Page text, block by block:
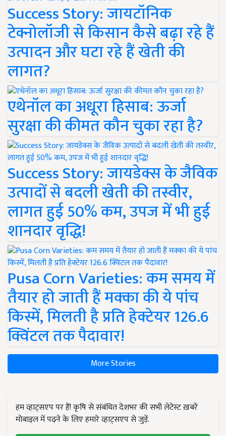
Success Story: जायटॉनिक
टेक्नोलॉजी से किसान कैसे बढ़ा रहे हैं
उत्पादन और घटा रहे हैं खेती की
लागत?
एथेनॉल का अधूरा हिसाब: ऊर्जा
सुरक्षा की कीमत कौन चुका रहा है?
Success Story: जायडेक्स के जैविक
उत्पादों से बदली खेती की तस्वीर,
लागत हुई 50% कम, उपज में भी हुई
शानदार वृद्धि!
Pusa Corn Varieties: कम समय में
तैयार हो जाती हैं मक्का की ये पांच
किस्में, मिलती है प्रति हेक्टेयर 126.6
क्विंटल तक पैदावार!
More Stories
हम व्हाट्सएप पर हैं! कृषि से संबंधित देशभर की सभी लेटेस्ट ख़बरें
मोबाइल में पढ़ने के लिए हमारे व्हाट्सएप से जुड़ें.